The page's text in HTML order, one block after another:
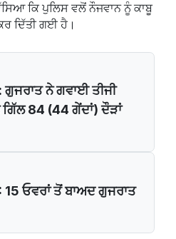
ਕਿ ਪੁਲਿਸ ਵਲੋਂ ਨੌਜਵਾਨ ਨੂੰ ਕਾਬੂ
ਦਿੱਤੀ ਗਈ ਹੈ।
ਨੇ ਗਵਾਈ ਤੀਜੀ
84 (44 ਗੇਂਦਾਂ) ਦੌੜਾਂ
ਓਵਰਾਂ ਤੋਂ ਬਾਅਦ ਗੁਜਰਾਤ